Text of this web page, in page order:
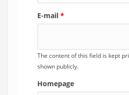
E-mail *
The content of this field is kept
shown publicly.
Homepage